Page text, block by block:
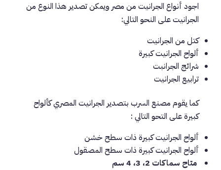
اجود أنواع الجرانيت من مصر ويمكن تصدير هذا النوع من
الجرانيت على النحو التالي:
كتل من الجرانيت
ألواح الجرانيت كبيرة
شرائج الجرانبت
ترابيع الجرانيت
كما يقوم مصنع السرب بتصدير الجرانيت المصري كألواح
كبيرة على التحو التالي :
ألواح الجرانيت كبيرة ذات سطح خشن
ألواح الجرانيت كبيرة ذات سطح المصقول
متاح سماكات 2، 3، 4 سم